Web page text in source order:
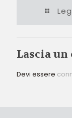
Lascia
Devi essere